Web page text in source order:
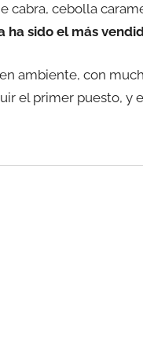
cabra, cebolla
ha sido el más
ambiente, con
el primer puesto, y